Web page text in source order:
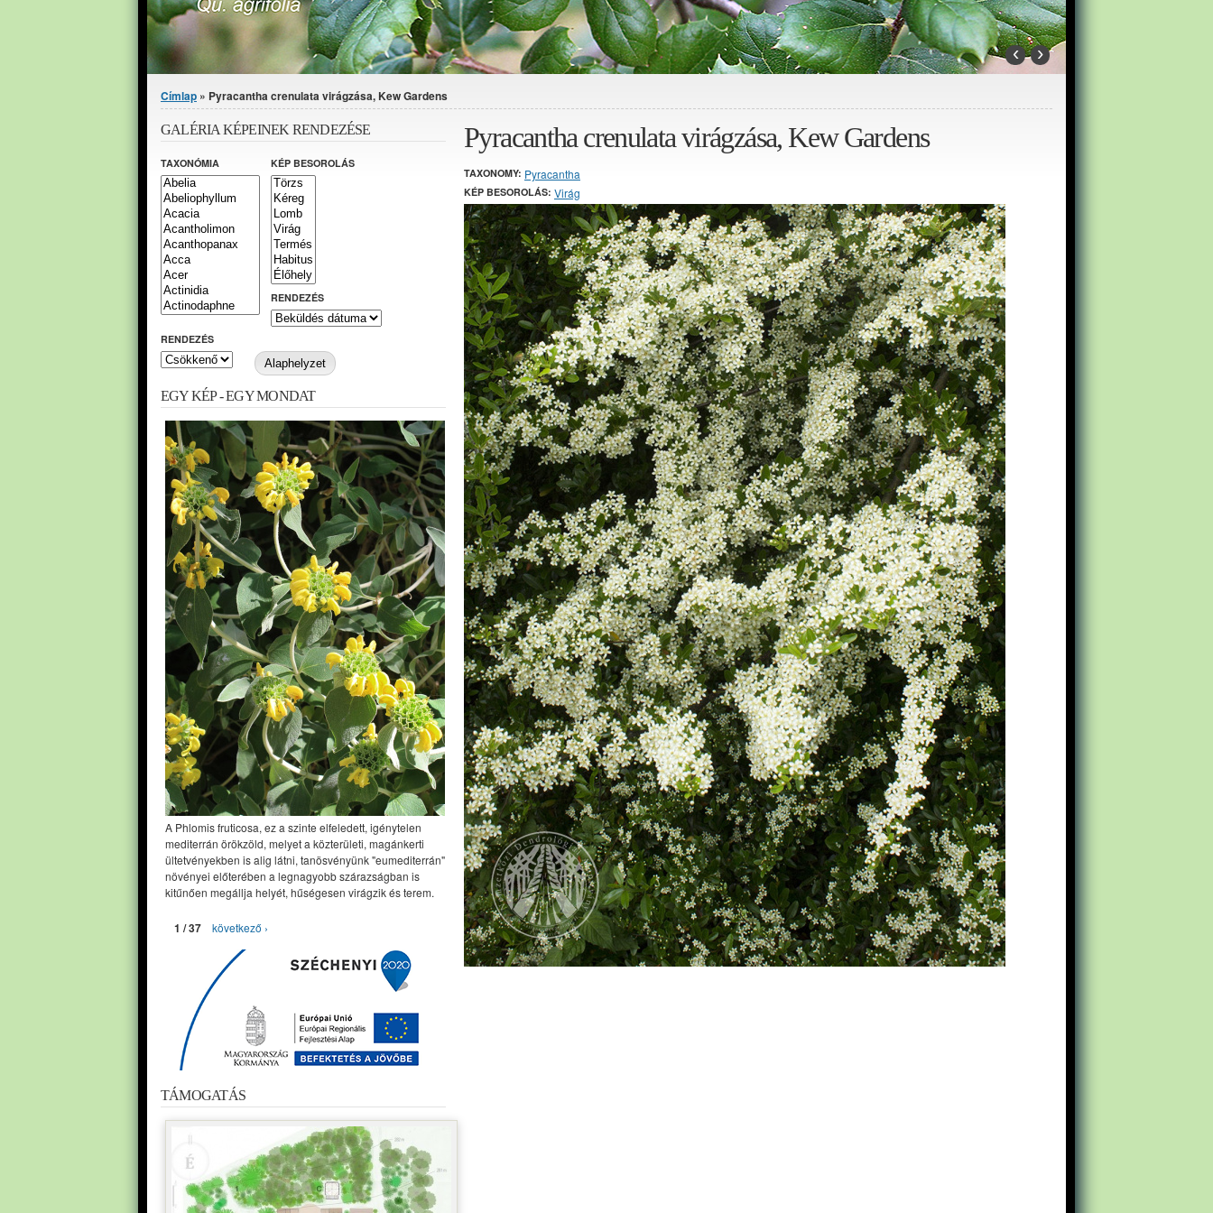
‹ ›
Jelenlegi hely
Címlap » Pyracantha crenulata virágzása, Kew Gardens
Pyracantha crenulata virágzása, Kew Gardens
TAXONOMY: Pyracantha
KÉP BESOROLÁS: Virág
GALÉRIA KÉPEINEK RENDEZÉSE
TAXONÓMIA KÉP BESOROLÁS
RENDEZÉS
RENDEZÉS
EGY KÉP - EGY MONDAT
A Phlomis fruticosa, ez a szinte elfeledett, igénytelen
mediterrán örökzöld, melyet a közterületi, magánkerti
ültetvényekben is alig látni, tanösvényünk "eumediterrán"
növényei előterében a legnagyobb szárazságban is
kitűnően megállja helyét, hűségesen virágzik és terem.
1 / 37 következő ›
TÁMOGATÁS